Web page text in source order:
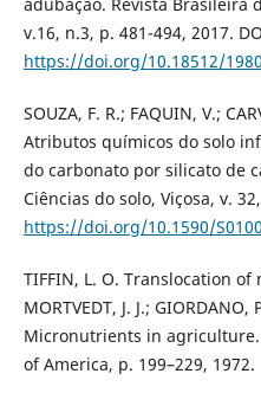
v.16, n.3, p. 481-494, 2017.
https://doi.org/10.18512/
SOUZA, F. R.; FAQUIN, V.;
Atributos químicos do solo
do carbonato por silicato de
Ciências do solo, Viçosa, v.
https://doi.org/10.1590/
TIFFIN, L. O. Translocation
MORTVEDT, J. J.; GIORDANO,
Micronutrients in agriculture.
of America, p. 199–229, 1972.